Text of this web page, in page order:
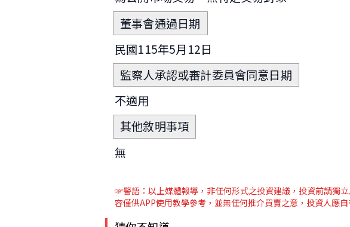
董事會通過日期
民國115年5月12日
監察人承認或審計委員會同意日期
不適用
其他敘明事項
無
☞警語：以上媒體報導 ，非任何形式之投資建議，投資前請獨
容僅供APP使用教學參考，並無任何推介買賣之意，投資人應自